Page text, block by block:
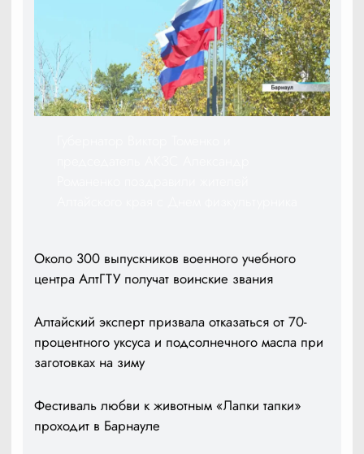
Около 300 выпускников военного учебного
центра АлтГТУ получат воинские звания
Алтайский эксперт призвала отказаться от 70-
процентного уксуса и подсолнечного масла при
заготовках на зиму
Фестиваль любви к животным «Лапки тапки»
проходит в Барнауле